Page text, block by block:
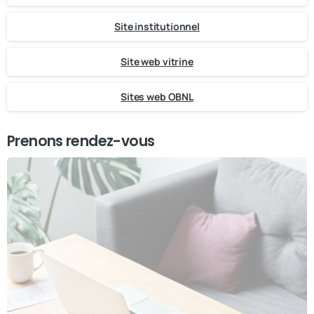
Site institutionnel
Site web vitrine
Sites web OBNL
Prenons rendez-vous